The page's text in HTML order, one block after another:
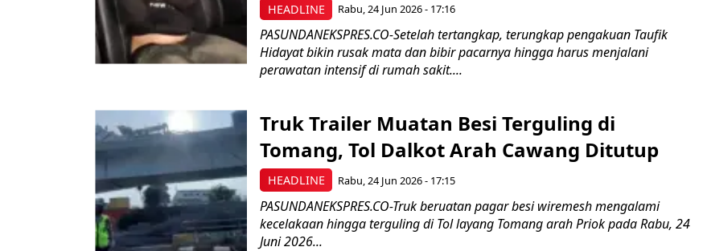
HEADLINE Rabu, 24 Jun 2026 - 17:16
PASUNDANEKSPRES.CO-Setelah tertangkap, terungkap pengakuan Taufik
Hidayat bikin rusak mata dan bibir pacarnya hingga harus menjalani
perawatan intensif di rumah sakit....
HEADLINE
Truk Trailer Muatan Besi Terguling di
Tomang, Tol Dalkot Arah Cawang Ditutup
Rabu, 24 Jun 2026 - 17:15
PASUNDANEKSPRES.CO-Truk beruatan pagar besi wiremesh mengalami
kecelakaan hingga terguling di Tol layang Tomang arah Priok pada Rabu, 24
Juni 2026...